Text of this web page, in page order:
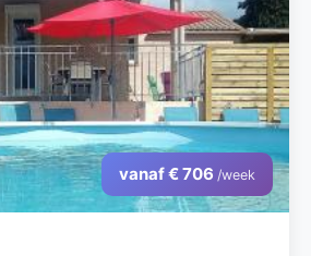
vanaf € 706 /week